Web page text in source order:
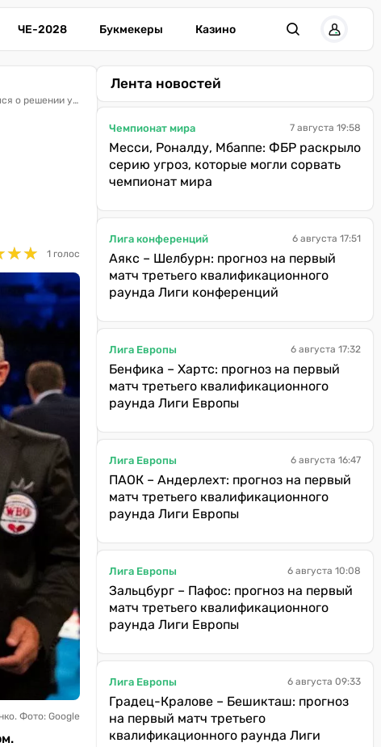
ЧЕ-2028 Букмекеры Казино
«Необходимо выразить ему уважение — Ломаченко отказался от шанс взять все титулы»: Гарсия лестно отозвался о решении украинца
★★
★★ 1 голос
Фото: Google
Лента новостей
Чемпионат мира 7 августа 19:58
Месси, Роналду, Мбаппе: ФБР раскрыло
серию угроз, которые могли сорвать
чемпионат мира
Лига конференций 6 августа 17:51
Аякс – Шелбурн: прогноз на первый
матч третьего квалификационного
раунда Лиги конференций
Лига Европы 6 августа 17:32
Бенфика – Хартс: прогноз на первый
матч третьего квалификационного
раунда Лиги Европы
Лига Европы 6 августа 16:47
ПАОК – Андерлехт: прогноз на первый
матч третьего квалификационного
раунда Лиги Европы
Лига Европы 6 августа 10:08
Зальцбург – Пафос: прогноз на первый
матч третьего квалификационного
раунда Лиги Европы
Лига Европы 6 августа 09:33
Градец-Кралове – Бешикташ: прогноз
на первый матч третьего
квалификационного раунда Лиги